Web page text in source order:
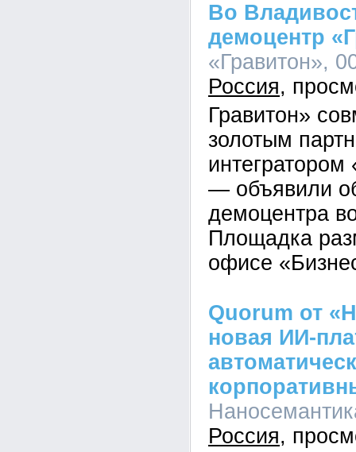
Во
демоцентр
«Гравитон»,
Россия
Гравитон»
золотым
интегратором
— объявили
демоцентра
Площадка
офисе
Quorum от
новая ИИ-
Россия